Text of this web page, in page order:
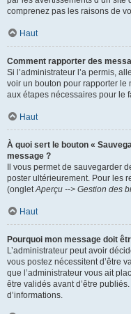
comprenez pas les raisons de
Haut
Comment rapporter des
Si l’administrateur l’a permis,
voir un bouton pour rapporter le
aux étapes nécessaires pour le
Haut
À quoi sert le bouton «
message ?
Il vous permet de sauvegarder
poster ultérieurement. Pour les
(ongletAperçu --> Gestion des
Haut
Pourquoi mon message doit
L’administrateur peut avoir
vous postez nécessitent d’être
que l’administrateur vous ait
être validés avant d’être
d’informations.